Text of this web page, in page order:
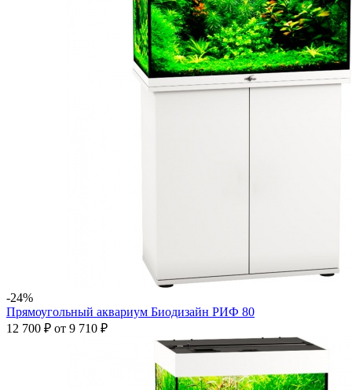
-24%
Прямоугольный аквариум Биодизайн РИФ 80
12 700 ₽ от 9 710 ₽